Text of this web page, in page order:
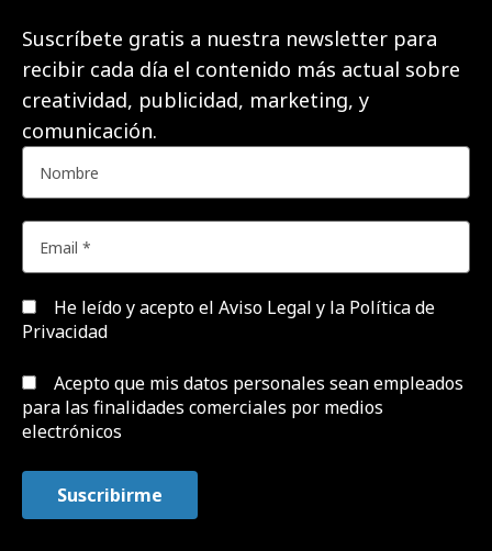
Suscríbete gratis a nuestra newsletter para
recibir cada día el contenido más actual sobre
creatividad, publicidad, marketing, y
comunicación.
He leído y acepto el Aviso Legal y la Política de
Privacidad
Acepto que mis datos personales sean empleados
para las finalidades comerciales por medios
electrónicos